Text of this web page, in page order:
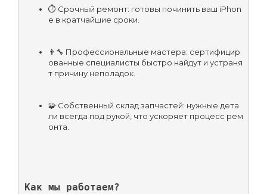
⏱ Срочный ремонт: готовы починить ваш iPhon
e в кратчайшие сроки.
👨‍🔧 Профессиональные мастера: сертифицир
ованные специалисты быстро найдут и устраня
т причину неполадок.
🧩 Собственный склад запчастей: нужные дета
ли всегда под рукой, что ускоряет процесс рем
онта.
Как мы работаем?